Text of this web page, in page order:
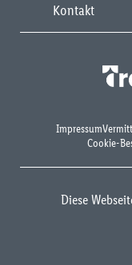
Kontakt
Impressum
Cookie-
Diese